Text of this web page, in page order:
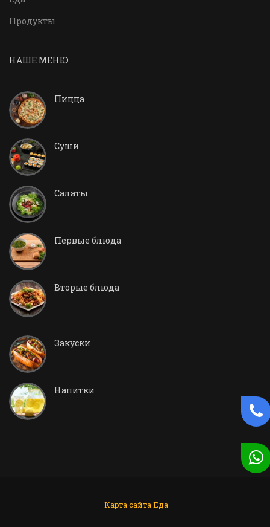
Продукты
НАШЕ МЕНЮ
Пицца
Суши
Салаты
Первые блюда
Вторые блюда
Закуски
Напитки
Карта сайтаЕда